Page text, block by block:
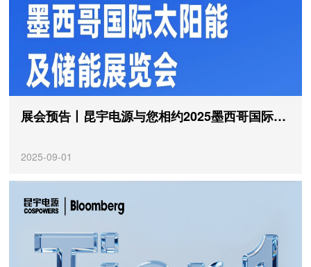
展会预告丨昆宇电源与您相约2025墨西哥国际太阳能展
2025-09-01